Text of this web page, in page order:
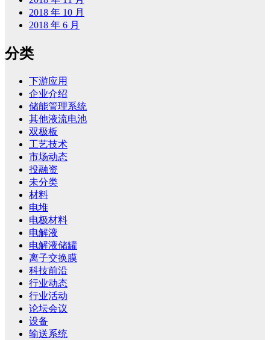
2018 年 10 月
2018 年 6 月
分类
下游应用
企业介绍
储能管理系统
其他液流电池
双极板
工艺技术
市场动态
投融资
未分类
材料
电堆
电极材料
电解液
电解液储罐
离子交换膜
科技前沿
行业动态
行业活动
论坛会议
设备
输送系统